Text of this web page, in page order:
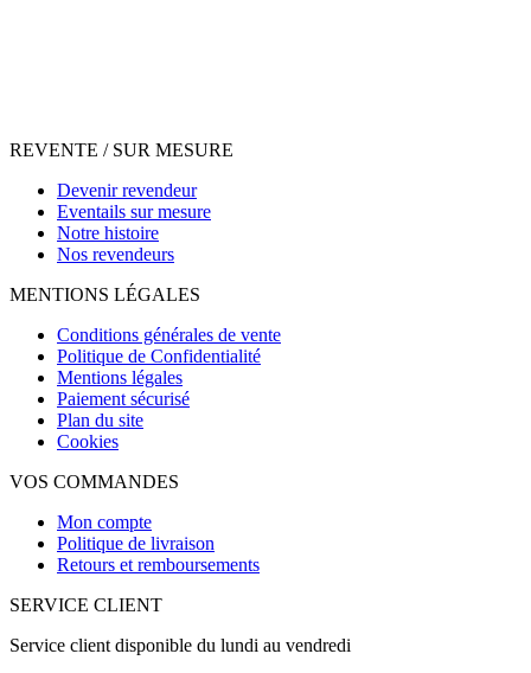
REVENTE / SUR MESURE
Devenir revendeur
Eventails sur mesure
Notre histoire
Nos revendeurs
MENTIONS LÉGALES
Conditions générales de vente
Politique de Confidentialité
Mentions légales
Paiement sécurisé
Plan du site
Cookies
VOS COMMANDES
Mon compte
Politique de livraison
Retours et remboursements
SERVICE CLIENT
Service client disponible du lundi au vendredi